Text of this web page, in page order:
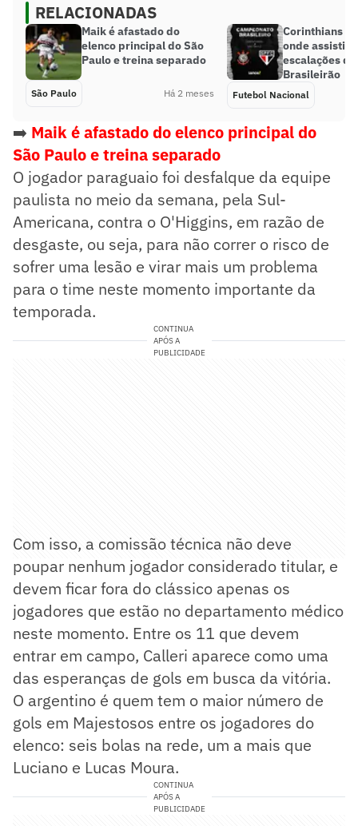
RELACIONADAS
Maik é afastado do
elenco principal do São
Paulo e treina separado
São Paulo Há 2 meses
Corinthians x
onde assistir
escalações
Brasileirão
Futebol Nacional
➡️ Maik é afastado do elenco principal do
São Paulo e treina separado
O jogador paraguaio foi desfalque da equipe
paulista no meio da semana, pela Sul-
Americana, contra o O'Higgins, em razão de
desgaste, ou seja, para não correr o risco de
sofrer uma lesão e virar mais um problema
para o time neste momento importante da
temporada.
CONTINUA
APÓS A
PUBLICIDADE
Com isso, a comissão técnica não deve
poupar nenhum jogador considerado titular, e
devem ficar fora do clássico apenas os
jogadores que estão no departamento médico
neste momento. Entre os 11 que devem
entrar em campo, Calleri aparece como uma
das esperanças de gols em busca da vitória.
O argentino é quem tem o maior número de
gols em Majestosos entre os jogadores do
elenco: seis bolas na rede, um a mais que
Luciano e Lucas Moura.
CONTINUA
APÓS A
PUBLICIDADE